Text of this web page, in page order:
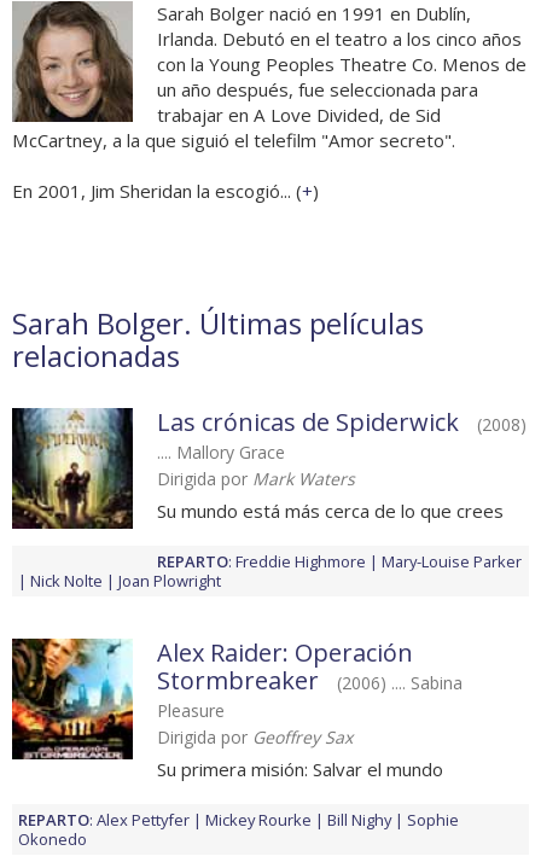
Sarah Bolger nació en 1991 en Dublín,
Irlanda. Debutó en el teatro a los cinco años
con la Young Peoples Theatre Co. Menos de
un año después, fue seleccionada para
trabajar en A Love Divided, de Sid
McCartney, a la que siguió el telefilm "Amor secreto".
En 2001, Jim Sheridan la escogió... (+)
Sarah Bolger. Últimas películas
relacionadas
Las crónicas de Spiderwick
(2008)
.... Mallory Grace
Dirigida por Mark Waters
Su mundo está más cerca de lo que crees
REPARTO: Freddie Highmore
Mary-Louise Parker
Nick Nolte
Joan Plowright
Alex Raider: Operación
Stormbreaker
(2006) .... Sabina
Pleasure
Dirigida por Geoffrey Sax
Su primera misión: Salvar el mundo
REPARTO: Alex Pettyfer Mickey Rourke Bill Nighy
Sophie
Okonedo